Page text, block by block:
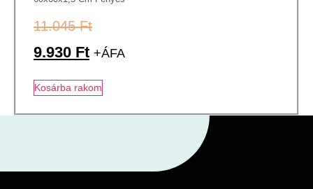
11.045Ft
9.930 Ft +ÁFA
Kosárba rakom